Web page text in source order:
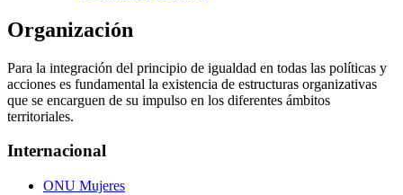
Organización
Para la integración del principio de igualdad en todas las políticas y
acciones es fundamental la existencia de estructuras organizativas
que se encarguen de su impulso en los diferentes ámbitos
territoriales.
Internacional
ONU Mujeres